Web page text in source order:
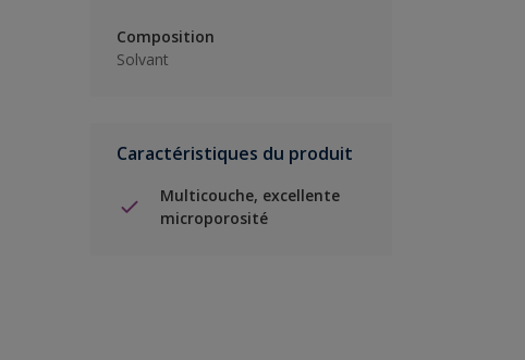
Composition
Solvant
Caractéristiques du produit
Multicouche, excellente
microporosité